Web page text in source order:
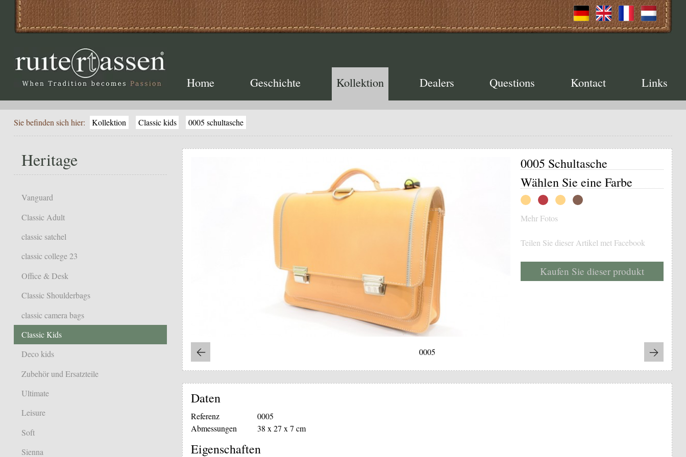
Home Geschichte Kollektion Dealers Questions Kontact Links
Sie befinden sich hier: Kollektion Classic kids 0005 schultasche
Heritage
Vanguard
Classic Adult
classic satchel
classic college 23
Office & Desk
Classic Shoulderbags
classic camera bags
Classic Kids
Deco kids
Zubehör und Ersatzteile
Ultimate
Leisure
Soft
Sienna
0005 Schultasche
Wählen Sie eine Farbe
Mehr Fotos
Teilen Sie dieser Artikel met Facebook
Kaufen Sie dieser produkt
0005
Daten
Referenz
0005
Abmessungen
38 x 27 x 7 cm
Eigenschaften